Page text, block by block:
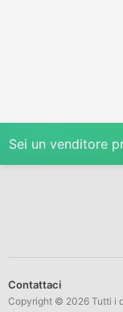
Sei un venditore
Contattaci
Copyright © 2026 Tutti i